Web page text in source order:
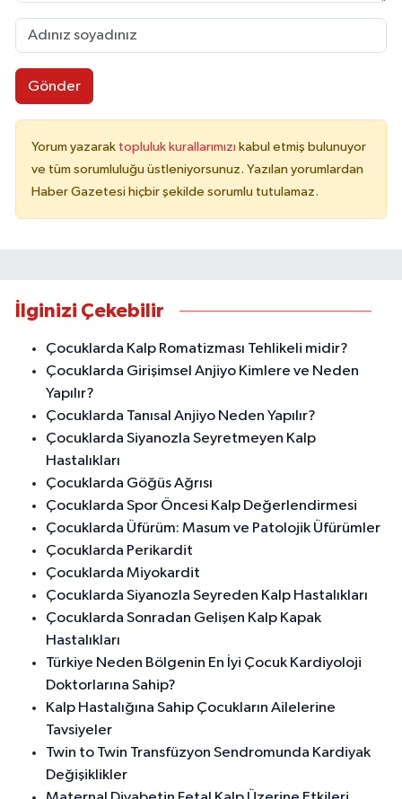
Gönder
Yorum yazarak topluluk kurallarımızı kabul etmiş bulunuyor
ve tüm sorumluluğu üstleniyorsunuz. Yazılan yorumlardan
Haber Gazetesi hiçbir şekilde sorumlu tutulamaz.
İlginizi Çekebilir
Çocuklarda Kalp Romatizması Tehlikeli midir?
Çocuklarda Girişimsel Anjiyo Kimlere ve Neden
Yapılır?
Çocuklarda Tanısal Anjiyo Neden Yapılır?
Çocuklarda Siyanozla Seyretmeyen Kalp
Hastalıkları
Çocuklarda Göğüs Ağrısı
Çocuklarda Spor Öncesi Kalp Değerlendirmesi
Çocuklarda Üfürüm: Masum ve Patolojik Üfürümler
Çocuklarda Perikardit
Çocuklarda Miyokardit
Çocuklarda Siyanozla Seyreden Kalp Hastalıkları
Çocuklarda Sonradan Gelişen Kalp Kapak
Hastalıkları
Türkiye Neden Bölgenin En İyi Çocuk Kardiyoloji
Doktorlarına Sahip?
Kalp Hastalığına Sahip Çocukların Ailelerine
Tavsiyeler
Twin to Twin Transfüzyon Sendromunda Kardiyak
Değişiklikler